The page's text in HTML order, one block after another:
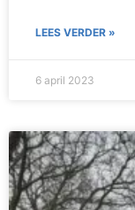
LEES VERDER »
6 april 2023